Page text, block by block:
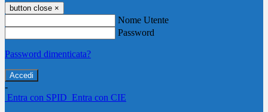
button close ×
Nome Utente
Password
Password dimenticata?
-
Entra con SPID Entra con CIE